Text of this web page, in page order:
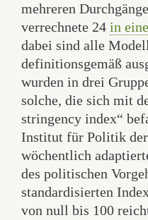
mehreren
verrechnete 24 in
dabei sind alle
definitionsgemäß
wurden in drei
solche, die sich mit
stringency index“
Institut für Politik
wöchentlich
des politischen
standardisierten
von null bis 100